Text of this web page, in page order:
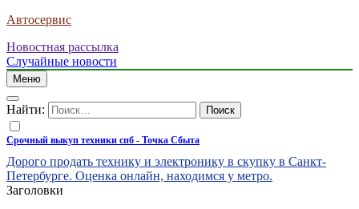
Автосервис
Новостная рассылка
Случайные новости
Меню
Найти:
Срочный выкуп техники спб - Точка Сбыта
Дорого продать технику и электронику в скупку в Санкт-
Петербурге. Оценка онлайн, находимся у метро.
Заголовки